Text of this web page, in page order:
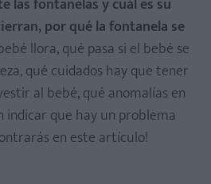
las fontanelas y cuál es su
por qué la fontanela se
llora, qué pasa si el bebé se
qué cuidados hay que tener
al bebé, qué anomalías en
indicar que hay un problema
en este artículo!